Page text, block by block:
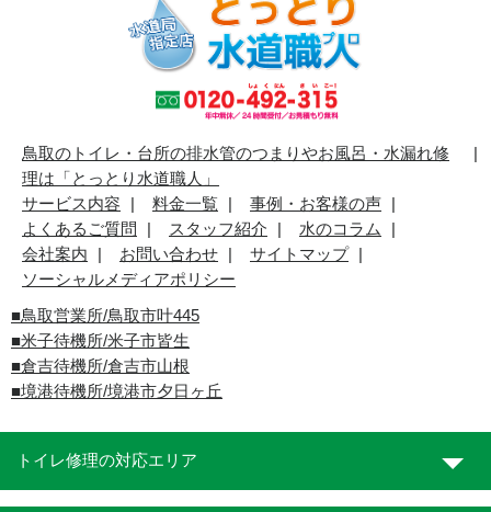
鳥取のトイレ・台所の排水管のつまりやお風呂・水漏れ修
理は「とっとり水道職人」
サービス内容
料金一覧
事例・お客様の声
よくあるご質問
スタッフ紹介
水のコラム
会社案内
お問い合わせ
サイトマップ
ソーシャルメディアポリシー
■鳥取営業所/鳥取市叶445
■米子待機所/米子市皆生
■倉吉待機所/倉吉市山根
■境港待機所/境港市夕日ヶ丘
トイレ修理の対応エリア